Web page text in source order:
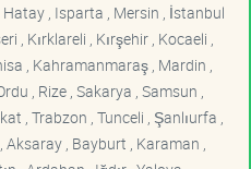
, Isparta , Mersin , İstanbul
, Kırklareli , Kırşehir , Kocaeli ,
, Kahramanmaraş , Mardin ,
, Rize , Sakarya , Samsun ,
, Trabzon , Tunceli , Şanlıurfa ,
, Bayburt , Karaman ,